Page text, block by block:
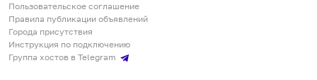
Пользовательское соглашение
Правила публикации объявлений
Города присутствия
Инструкция по подключению
Группа хостов в Telegram